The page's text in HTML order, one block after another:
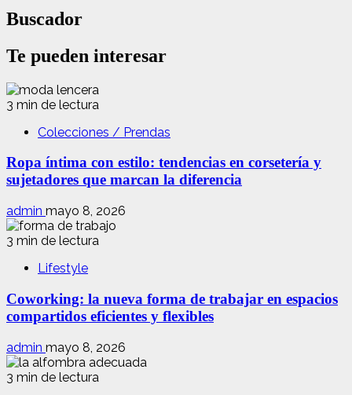
Buscador
Te pueden interesar
3 min de lectura
Colecciones / Prendas
Ropa íntima con estilo: tendencias en corsetería y
sujetadores que marcan la diferencia
admin mayo 8, 2026
3 min de lectura
Lifestyle
Coworking: la nueva forma de trabajar en espacios
compartidos eficientes y flexibles
admin mayo 8, 2026
3 min de lectura